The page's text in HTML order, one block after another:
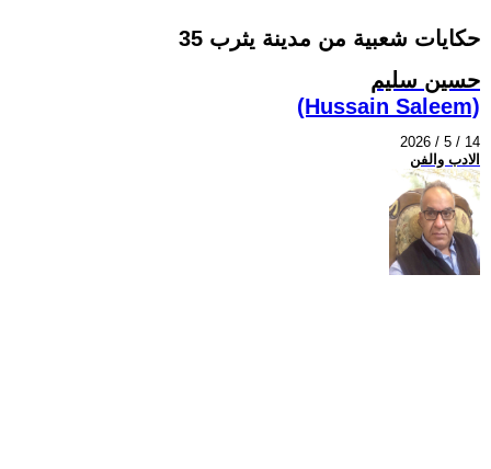
حكايات شعبية من مدينة يثرب 35
حسين سليم
(Hussain Saleem)
2026 / 5 / 14
الادب والفن